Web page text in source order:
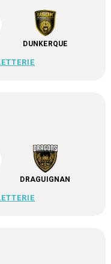
DUNKERQUE
DRAGUIGNAN